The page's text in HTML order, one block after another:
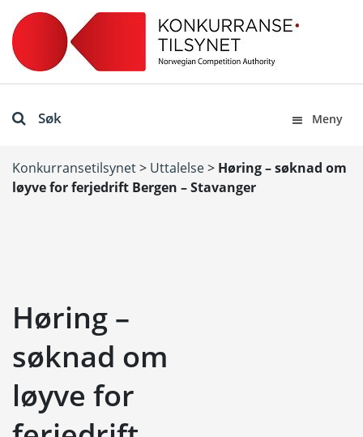
Søk Meny
Konkurransetilsynet> Uttalelse> Høring – søknad om
løyve for ferjedrift Bergen – Stavanger
Høring –
søknad om
løyve for